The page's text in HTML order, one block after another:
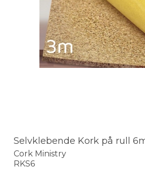
Selvklebende Kork på rull
Cork Ministry
RKS6